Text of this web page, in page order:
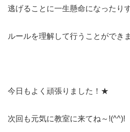
逃げることに一生懸命になったり
ルールを理解して行うことができ
今日もよく頑張りました！★
次回も元気に教室に来てね～!(^^)!